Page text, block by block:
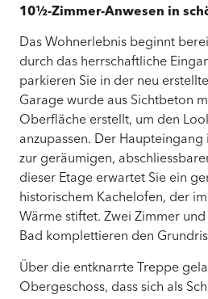
10½-Zimmer-Anwesen in
Das Wohnerlebnis beginnt
durch das herrschaftliche
parkieren Sie in der neu
Garage wurde aus Sichtbeton
Oberfläche erstellt, um den
anzupassen. Der
zur geräumigen,
dieser Etage erwartet Sie ein
historischem Kachelofen, der
Wärme stiftet. Zwei Zimmer
Bad komplettieren den
Über die entknarrte Treppe
Obergeschoss, dass sich als